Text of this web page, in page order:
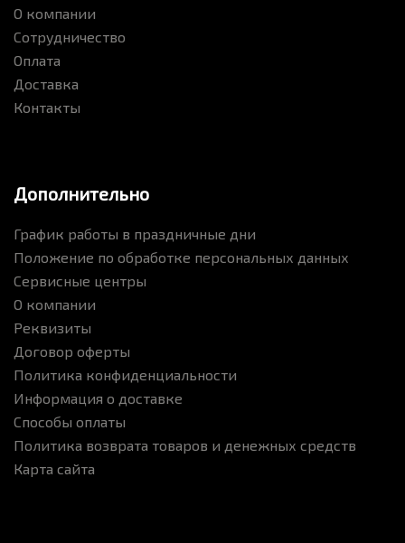
О компании
Сотрудничество
Оплата
Доставка
Контакты
Дополнительно
График работы в праздничные дни
Положение по обработке персональных данных
Сервисные центры
О компании
Реквизиты
Договор оферты
Политика конфиденциальности
Информация о доставке
Способы оплаты
Политика возврата товаров и денежных средств
Карта сайта